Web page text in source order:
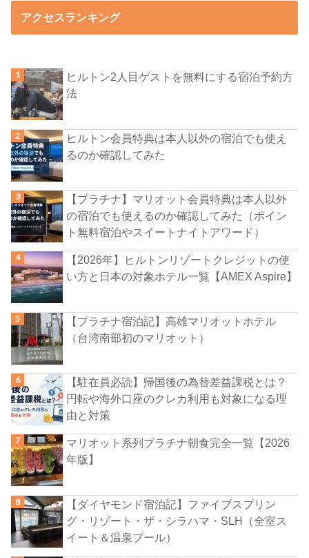
アクセスランキング
ヒルトン2人目ゲストを無料にする宿泊予約方
法
ヒルトン会員特典は本人以外の宿泊でも使え
るのか確認してみた
【プラチナ】マリオット会員特典は本人以外
の宿泊でも使えるのか確認してみた（ポイン
ト無料宿泊やスイートナイトアワード）
【2026年】ヒルトンリゾートクレジットの使
い方と日本の対象ホテル一覧【AMEX Aspire】
【プラチナ宿泊記】高雄マリオットホテル
（台湾南部初のマリオット）
【駐在員必読】帰国後の為替差益課税とは？
円転や海外口座のクレカ利用も対象になる理
由と対策
マリオット系列プラチナ朝食完全一覧【2026
年版】
【ダイヤモンド宿泊記】ファイブスプリン
グ・リゾート・ザ・シラハマ・SLH（全室ス
イート＆温泉プール）